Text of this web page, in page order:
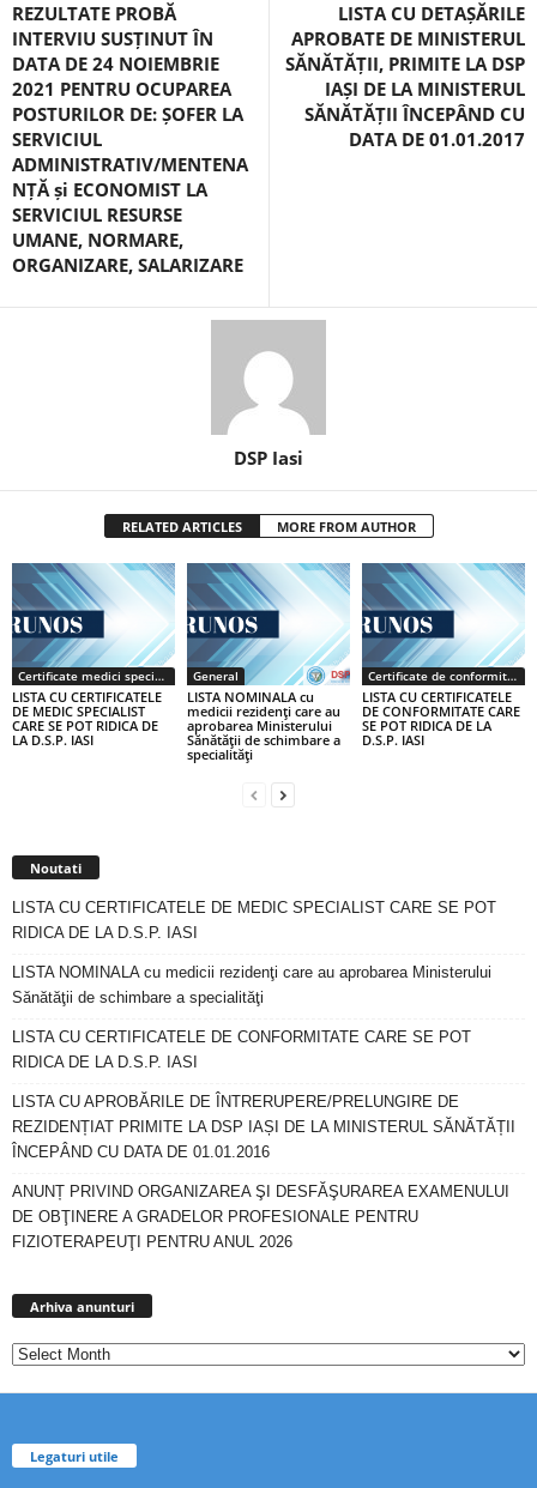
REZULTATE PROBĂ
INTERVIU SUSȚINUT ÎN
DATA DE 24 NOIEMBRIE
2021 PENTRU OCUPAREA
POSTURILOR DE: ȘOFER LA
SERVICIUL
ADMINISTRATIV/MENTENA
NȚĂ și ECONOMIST LA
SERVICIUL RESURSE
UMANE, NORMARE,
ORGANIZARE, SALARIZARE
LISTA CU DETAȘĂRILE
APROBATE DE MINISTERUL
SĂNĂTĂȚII, PRIMITE LA DSP
IAȘI DE LA MINISTERUL
SĂNĂTĂȚII ÎNCEPÂND CU
DATA DE 01.01.2017
DSP Iasi
RELATED ARTICLES MORE FROM AUTHOR
Certificate medici specialiști / primari
LISTA CU CERTIFICATELE
DE MEDIC SPECIALIST
CARE SE POT RIDICA DE
LA D.S.P. IASI
General
LISTA NOMINALA cu
medicii rezidenţi care au
aprobarea Ministerului
Sănătăţii de schimbare a
specialităţi
Certificate de conformitate
LISTA CU CERTIFICATELE
DE CONFORMITATE CARE
SE POT RIDICA DE LA
D.S.P. IASI
Noutati
LISTA CU CERTIFICATELE DE MEDIC SPECIALIST CARE SE POT
RIDICA DE LA D.S.P. IASI
LISTA NOMINALA cu medicii rezidenţi care au aprobarea Ministerului
Sănătăţii de schimbare a specialităţi
LISTA CU CERTIFICATELE DE CONFORMITATE CARE SE POT
RIDICA DE LA D.S.P. IASI
LISTA CU APROBĂRILE DE ÎNTRERUPERE/PRELUNGIRE DE
REZIDENȚIAT PRIMITE LA DSP IAȘI DE LA MINISTERUL SĂNĂTĂȚII
ÎNCEPÂND CU DATA DE 01.01.2016
ANUNȚ PRIVIND ORGANIZAREA ŞI DESFĂŞURAREA EXAMENULUI
DE OBŢINERE A GRADELOR PROFESIONALE PENTRU
FIZIOTERAPEUŢI PENTRU ANUL 2026
Arhiva anunturi
Legaturi utile